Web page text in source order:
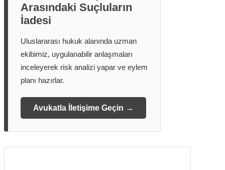
Arasındaki Suçluların
İadesi
Uluslararası hukuk alanında uzman
ekibimiz, uygulanabilir anlaşmaları
inceleyerek risk analizi yapar ve eylem
planı hazırlar.
Avukatla İletişime Geçin →